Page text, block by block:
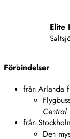
Elite
Förbindelser
från Arlanda
Central
från
Den